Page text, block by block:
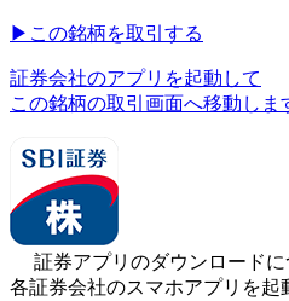
▶︎ この銘柄を取引する
証券会社のアプリを起動して
この銘柄の取引画面へ移動しま
証券アプリのダウンロードに
各証券会社のスマホアプリを起